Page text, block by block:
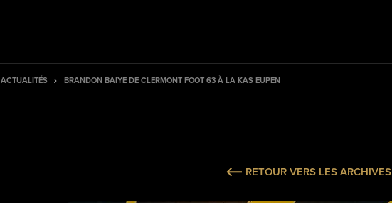
ACTUALITÉS BRANDON BAIYE DE CLERMONT FOOT 63 À LA KAS EUPEN
RETOUR VERS LES ARCHIVES